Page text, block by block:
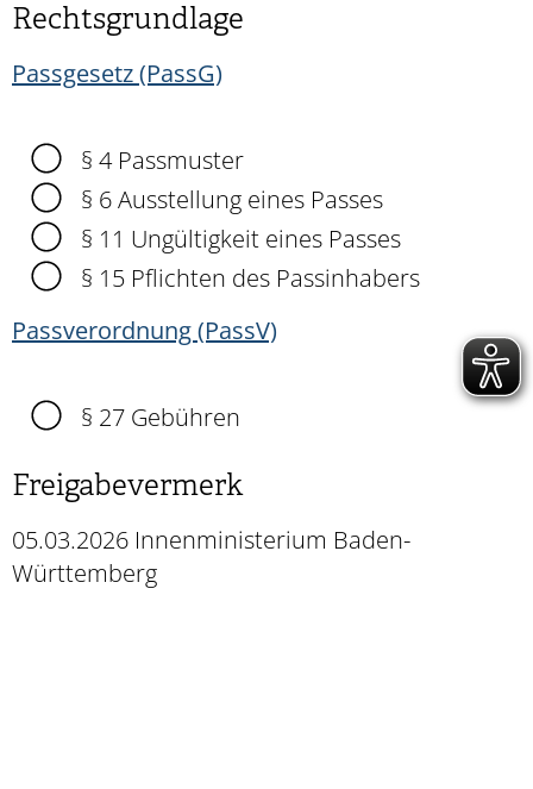
Rechtsgrundlage
Passgesetz (PassG)
§ 4Passmuster
§ 6 Ausstellung eines Passes
§ 11 Ungültigkeit eines Passes
§ 15 Pflichten des Passinhabers
Passverordnung (PassV)
§ 27 Gebühren
Freigabevermerk
05.03.2026 Innenministerium Baden-
Württemberg